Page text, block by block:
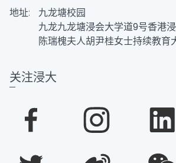
地址:
九龙塘校园
九龙九龙塘浸会大学道9号香港
陈瑞槐夫人胡尹桂女士持续教育
关注浸大